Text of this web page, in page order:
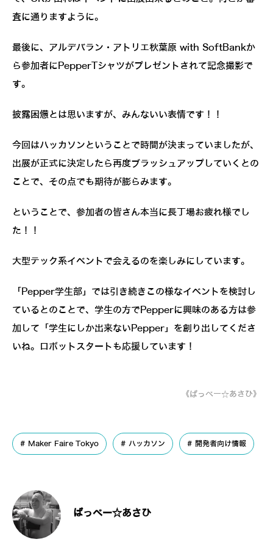
査に通りますように。
最後に、アルデバラン・アトリエ秋葉原 with SoftBankか
ら参加者にPepperTシャツがプレゼントされて記念撮影で
す。
披露困憊とは思いますが、みんないい表情です！！
今回はハッカソンということで時間が決まっていましたが、
出展が正式に決定したら再度ブラッシュアップしていくとの
ことで、その点でも期待が膨らみます。
ということで、参加者の皆さん本当に長丁場お疲れ様でし
た！！
大型テック系イベントで会えるのを楽しみにしています。
「Pepper学生部」では引き続きこの様なイベントを検討し
ているとのことで、学生の方でPepperに興味のある方は参
加して「学生にしか出来ないPepper」を創り出してくださ
いね。ロボットスタートも応援しています！
《ぱっぺー☆あさひ》
Maker Faire Tokyo ハッカソン 開発者向け情報
ぱっぺー☆あさひ